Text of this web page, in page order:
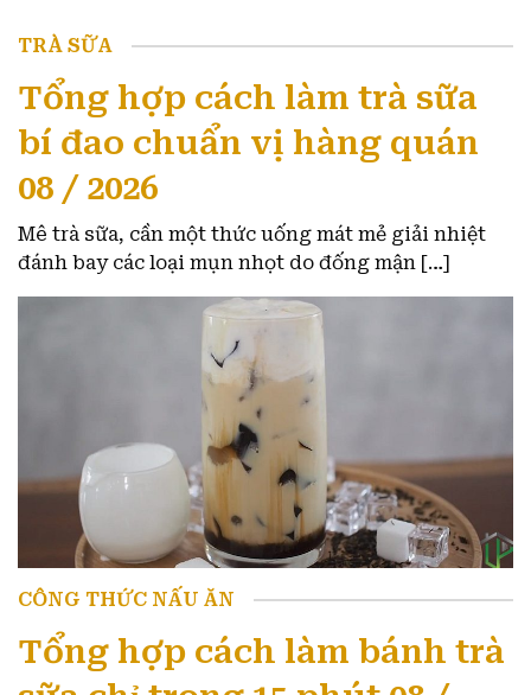
TRÀ SỮA
Tổng hợp cách làm trà sữa
bí đao chuẩn vị hàng quán
08 / 2026
Mê trà sữa, cần một thức uống mát mẻ giải nhiệt
đánh bay các loại mụn nhọt do đống mận […]
CÔNG THỨC NẤU ĂN
Tổng hợp cách làm bánh trà